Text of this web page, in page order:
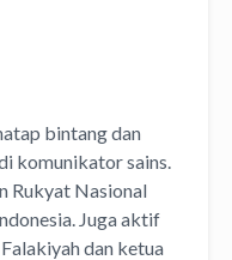
bintang dan
komunikator sains.
Rukyat Nasional
Juga aktif
dan ketua